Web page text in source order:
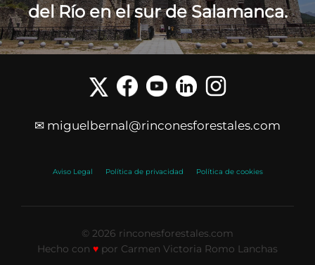
del Río en el sur de Salamanca.
✉ miguelbernal@rinconesforestales.com
Aviso Legal Política de privacidad Política de cookies
© 2026 rinconesforestales.com
Hecho con ♥ por Carmen Victoria Romo Lanchas